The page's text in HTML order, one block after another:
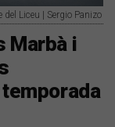
del Liceu | Sergio Panizo
Marbà i